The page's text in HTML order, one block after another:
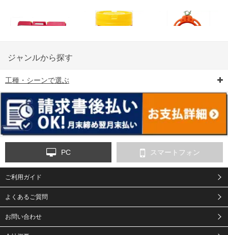
6-矢印板/LED矢印板
ンス
9-点字マット・タイ
ジャンルから探す
工種・シーンで選ぶ
PC スマートフォン
ご利用ガイド
よくあるご質問
お問い合わせ